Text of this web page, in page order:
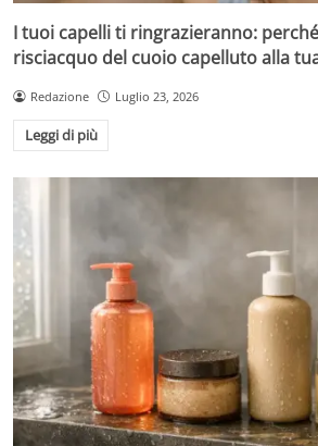
I tuoi capelli ti ringrazieranno:
risciacquo del cuoio capelluto alla
Redazione Luglio 23, 2026
Leggi di più